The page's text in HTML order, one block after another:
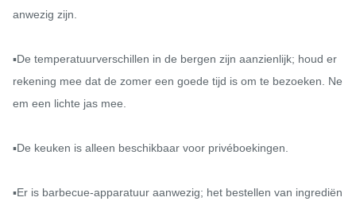
anwezig zijn.
▪️De temperatuurverschillen in de bergen zijn aanzienlijk; houd er
rekening mee dat de zomer een goede tijd is om te bezoeken. Ne
em een ​​lichte jas mee.
▪️De keuken is alleen beschikbaar voor privéboekingen.
▪️Er is barbecue-apparatuur aanwezig; het bestellen van ingrediën